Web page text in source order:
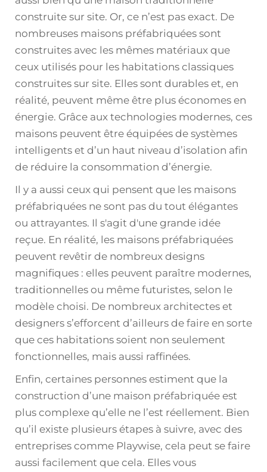
construite sur site. Or, ce n’est pas exact. De
nombreuses maisons préfabriquées sont
construites avec les mêmes matériaux que
ceux utilisés pour les habitations classiques
construites sur site. Elles sont durables et, en
réalité, peuvent même être plus économes en
énergie. Grâce aux technologies modernes, ces
maisons peuvent être équipées de systèmes
intelligents et d’un haut niveau d’isolation afin
de réduire la consommation d’énergie.
Il y a aussi ceux qui pensent que les maisons
préfabriquées ne sont pas du tout élégantes
ou attrayantes. Il s'agit d'une grande idée
reçue. En réalité, les maisons préfabriquées
peuvent revêtir de nombreux designs
magnifiques : elles peuvent paraître modernes,
traditionnelles ou même futuristes, selon le
modèle choisi. De nombreux architectes et
designers s’efforcent d’ailleurs de faire en sorte
que ces habitations soient non seulement
fonctionnelles, mais aussi raffinées.
Enfin, certaines personnes estiment que la
construction d’une maison préfabriquée est
plus complexe qu’elle ne l’est réellement. Bien
qu’il existe plusieurs étapes à suivre, avec des
entreprises comme Playwise, cela peut se faire
aussi facilement que cela. Elles vous